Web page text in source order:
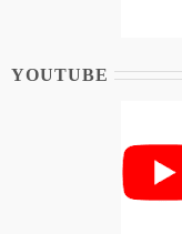
YOUTUBE